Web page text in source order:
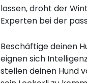
lassen, droht der
Experten bei der
Beschäftige deinen
eignen sich
stellen deinen Hund